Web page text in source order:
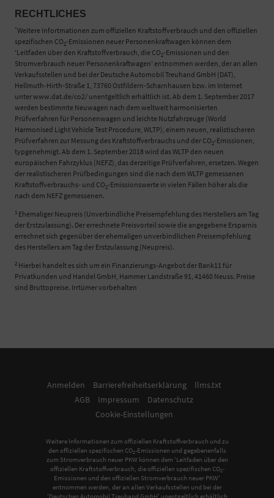
RECHTLICHES
*Weitere Infortmationen zum offiziellen Kraftstoffverbrauch und den offiziellen
spezifischen CO2-Emissionen neuer Personenkraftwagen können dem
'Leitfaden über den Kraftstoffverbrauch, die CO2-Emissionen und den
Stromverbrauch neuer Personenkraftwagen' entnommen werden, der an allen
Verkaufsstellen und bei der Deutsche Automobil Treuhand GmbH (DAT),
Hellmuth-Hirth-Straße 1, 73760 Ostfildern-Scharnhausen bzw. im Internet
unter www.dat.de/co2/ unentgeltlich erhältlich ist. Ab dem 1. September 2017
werden bestimmte Neuwagen nach dem weltweit harmonisierten
Prüfverfahren für Personenwagen und leichte Nutzfahrzeuge (World
Harmonised Light Vehicle Test Procedure, WLTP), einem neuen, realistischeren
Prüfverfahren zur Messung des Kraftstoffverbrauchs und der CO2-Emissionen,
typgenehmigt. Ab dem 1. September 2018 wird das WLTP den neuen
europäischen Fahrzyklus (NEFZ), das derzeitige Prüfverfahren, ersetzen. Wegen
der realistischeren Prüfbedingungen sind die nach dem WLTP gemessenen
Kraftstoffverbrauchs- und CO2-Emissionswerte in vielen Fällen höher als die
nach dem NEFZ gemessenen.
1 Ehemaliger Neupreis (Unverbindliche Preisempfehlung des Herstellers am Tag
der Erstzulassung). Der errechnete Preisvorteil sowie die angegebene Ersparnis
errechnet sich gegenüber der ehemaligen unverbindlichen Preisempfehlung
des Herstellers am Tag der Erstzulassung (Neupreis).
2 Hierbei handelt es sich um ein Finanzierungs-Angebot der Bank11 für
Privatkunden und Handel GmbH, Hammer Landstraße 91, 41460 Neuss. Preise
sind Bruttopreise. Irrtümer vorbehalten
Anmelden Barrierefreiheitserklärung
llms.txt
AGB
Impressum
Datenschutz
Cookie-Einstellungen
Weitere Informationen zum offiziellen Kraftstoffverbrauch und zu
den offiziellen spezifischen CO2-Emissionen und gegebenenfalls
zum Stromverbrauch neuer PKW können dem 'Leitfaden über den
offiziellen Kraftstoffverbrauch, die offiziellen spezifischen CO2-
Emissionen und den offiziellen Stromverbrauch neuer PKW'
entnommen werden, der an allen Verkaufsstellen und bei der